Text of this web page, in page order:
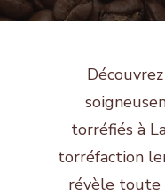
torréfiés à
torréfaction
révèle toute